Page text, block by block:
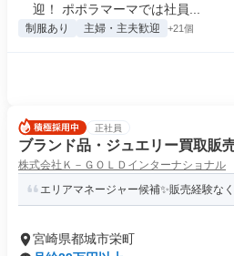
迎！ ポポラマーマでは社員...
制服あり 主婦・主夫歓迎 +21個
正社員
ブランド品・ジュエリー買取販
株式会社Ｋ－ＧＯＬＤインターナショナル
エリアマネージャー候補✨販売経験な
宮崎県都城市栄町